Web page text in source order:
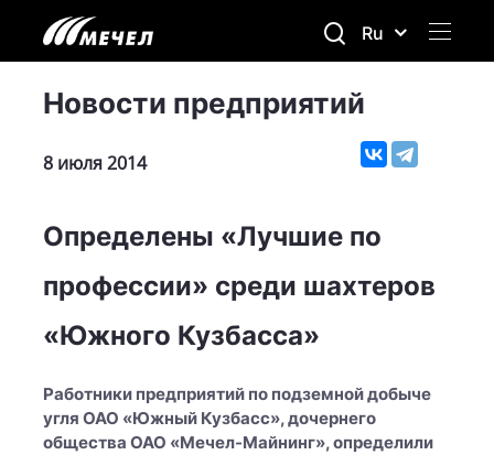
Ru
Новости предприятий
8 июля 2014
Определены «Лучшие по
профессии» среди шахтеров
«Южного Кузбасса»
Работники предприятий по подземной добыче
угля ОАО «Южный Кузбасс», дочернего
общества ОАО «Мечел-Майнинг», определили